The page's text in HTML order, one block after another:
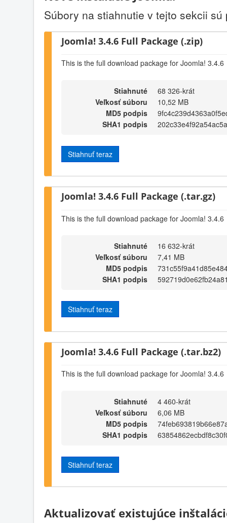
Súbory na stiahnutie v tejto sekcii
Joomla! 3.4.6 Full Package (.zip)
This is the full download package for Joomla! 3.4.6
Stiahnuté
68 326-krát
Veľkosť súboru
10,52 MB
MD5 podpis
SHA1 podpis
Stiahnuť teraz
Joomla! 3.4.6 Full Package (.tar.gz)
This is the full download package for Joomla! 3.4.6
Stiahnuté
16 632-krát
Veľkosť súboru
7,41 MB
MD5 podpis
SHA1 podpis
Stiahnuť teraz
Joomla! 3.4.6 Full Package (.tar.bz2)
This is the full download package for Joomla! 3.4.6
Stiahnuté
4 460-krát
Veľkosť súboru
6,06 MB
MD5 podpis
SHA1 podpis
Stiahnuť teraz
Aktualizovať existujúce